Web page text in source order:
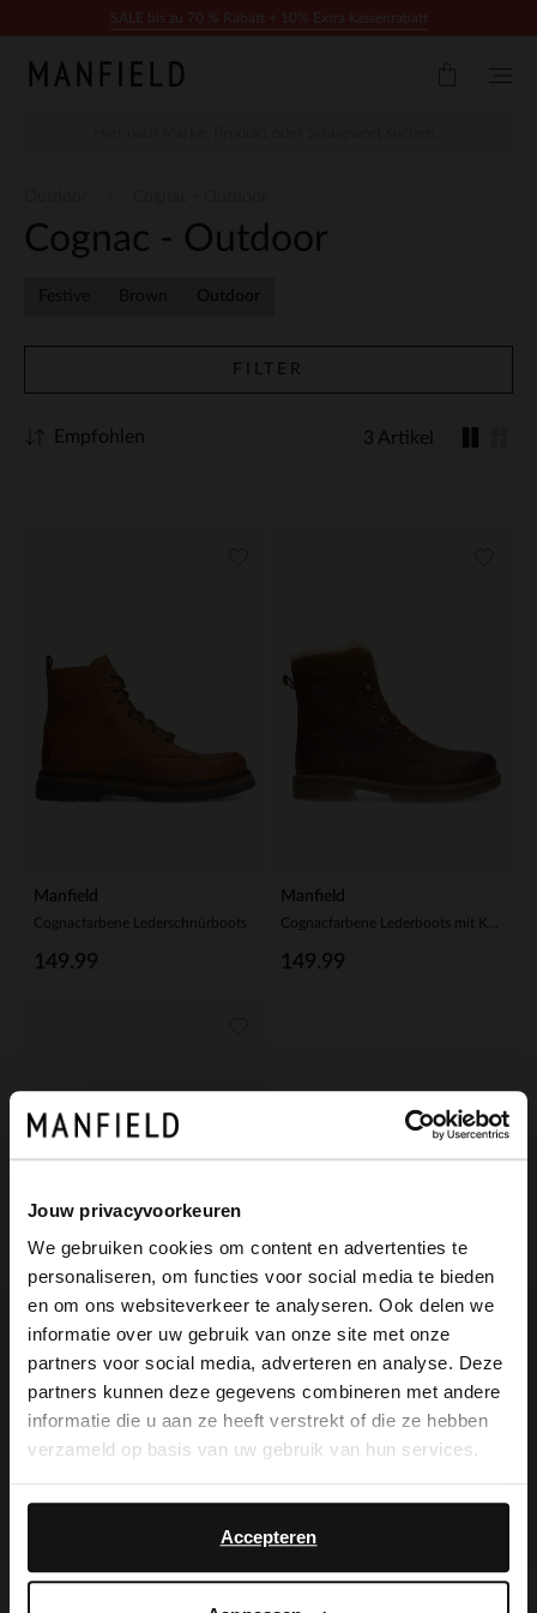
Jouw privacyvoorkeuren
We gebruiken cookies om content en advertenties te
personaliseren, om functies voor social media te bieden
en om ons websiteverkeer te analyseren. Ook delen we
informatie over uw gebruik van onze site met onze
partners voor social media, adverteren en analyse. Deze
partners kunnen deze gegevens combineren met andere
informatie die u aan ze heeft verstrekt of die ze hebben
verzameld op basis van uw gebruik van hun services.
Accepteren
Cognac - Outdoor
Festive Brown Outdoor
FILTER
3 Artikel
Empfohlen
Manfield
Cognacfarbene Lederschnürboots
149.99
Manfield
149.99
Manfield
Cognacfarbene Lederboots
149.99
×
View this website in English?
It looks like your language isn't Dutch. Would
you like to switch to English?
English